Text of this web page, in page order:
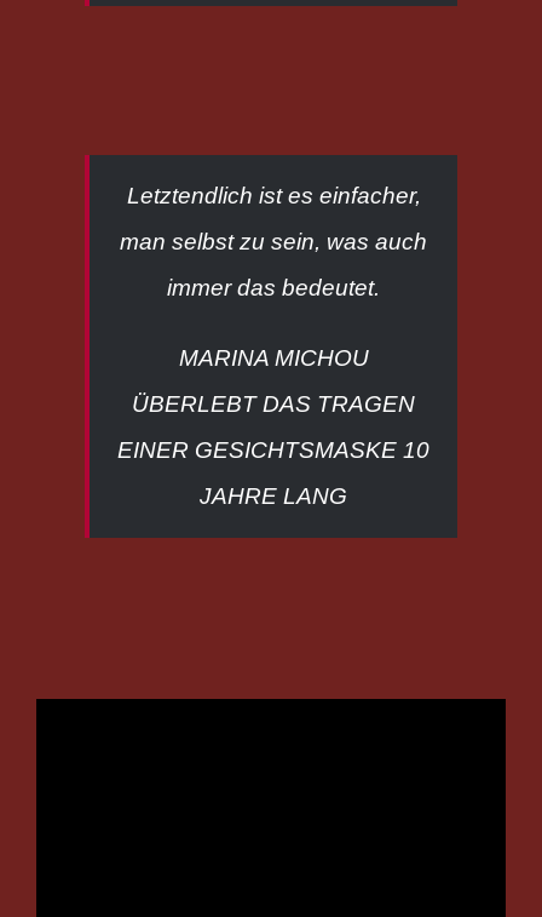
Letztendlich ist es einfacher,
man selbst zu sein, was auch
immer das bedeutet.
MARINA MICHOU
ÜBERLEBT DAS TRAGEN
EINER GESICHTSMASKE 10
JAHRE LANG